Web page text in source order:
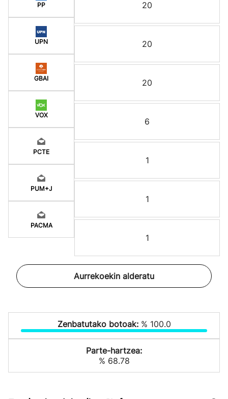
PP
UPN
GBAI
VOX
PCTE
PUM+J
PACMA
20
20
20
6
1
1
1
Aurrekoekin alderatu
Zenbatutako botoak: % 100.0
Parte-hartzea:
% 68.78